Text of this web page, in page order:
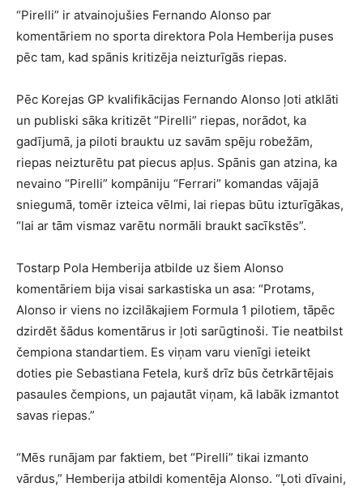
“Pirelli” ir atvainojušies Fernando Alonso par
komentāriem no sporta direktora Pola Hemberija puses
pēc tam, kad spānis kritizēja neizturīgās riepas.
Pēc Korejas GP kvalifikācijas Fernando Alonso ļoti atklāti
un publiski sāka kritizēt “Pirelli” riepas, norādot, ka
gadījumā, ja piloti brauktu uz savām spēju robežām,
riepas neizturētu pat piecus apļus. Spānis gan atzina, ka
nevaino “Pirelli” kompāniju “Ferrari” komandas vājajā
sniegumā, tomēr izteica vēlmi, lai riepas būtu izturīgākas,
“lai ar tām vismaz varētu normāli braukt sacīkstēs”.
Tostarp Pola Hemberija atbilde uz šiem Alonso
komentāriem bija visai sarkastiska un asa: “Protams,
Alonso ir viens no izcilākajiem Formula 1 pilotiem, tāpēc
dzirdēt šādus komentārus ir ļoti sarūgtinoši. Tie neatbilst
čempiona standartiem. Es viņam varu vienīgi ieteikt
doties pie Sebastiana Fetela, kurš drīz būs četrkārtējais
pasaules čempions, un pajautāt viņam, kā labāk izmantot
savas riepas.”
“Mēs runājam par faktiem, bet “Pirelli” tikai izmanto
vārdus,” Hemberija atbildi komentēja Alonso. “Ļoti dīvaini,